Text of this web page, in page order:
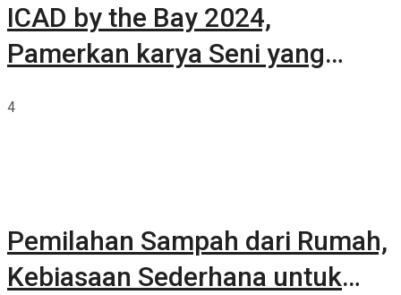
ICAD by the Bay 2024,
Pamerkan karya Seni yang
4
Pemilahan Sampah dari Rumah,
Kebiasaan Sederhana untuk